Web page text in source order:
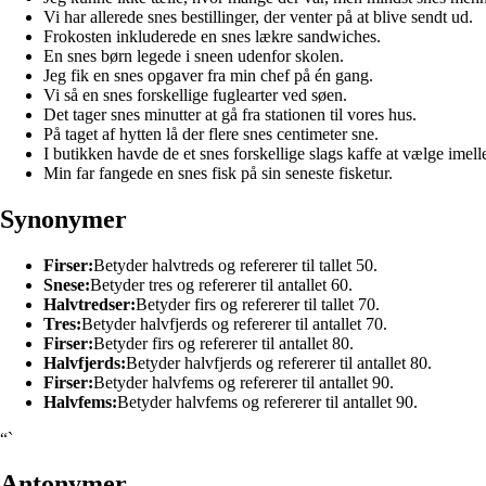
Vi har allerede snes bestillinger, der venter på at blive sendt ud.
Frokosten inkluderede en snes lækre sandwiches.
En snes børn legede i sneen udenfor skolen.
Jeg fik en snes opgaver fra min chef på én gang.
Vi så en snes forskellige fuglearter ved søen.
Det tager snes minutter at gå fra stationen til vores hus.
På taget af hytten lå der flere snes centimeter sne.
I butikken havde de et snes forskellige slags kaffe at vælge
Min far fangede en snes fisk på sin seneste fisketur.
Synonymer
Firser:Betyder halvtreds og refererer til tallet 50.
Snese:Betyder tres og refererer til antallet 60.
Halvtredser:Betyder firs og refererer til tallet 70.
Tres:Betyder halvfjerds og refererer til antallet 70.
Firser:Betyder firs og refererer til antallet 80.
Halvfjerds:Betyder halvfjerds og refererer til antallet 80.
Firser:Betyder halvfems og refererer til antallet 90.
Halvfems:Betyder halvfems og refererer til antallet 90.
“`